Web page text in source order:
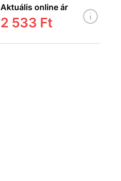
Aktuális online ár
2 533 Ft